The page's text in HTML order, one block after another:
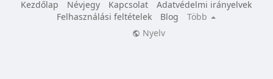
Kezdőlap
Névjegy Kapcsolat
Adatvédelmi irányelvek
Felhasználási feltételek
Blog
Több
Nyelv